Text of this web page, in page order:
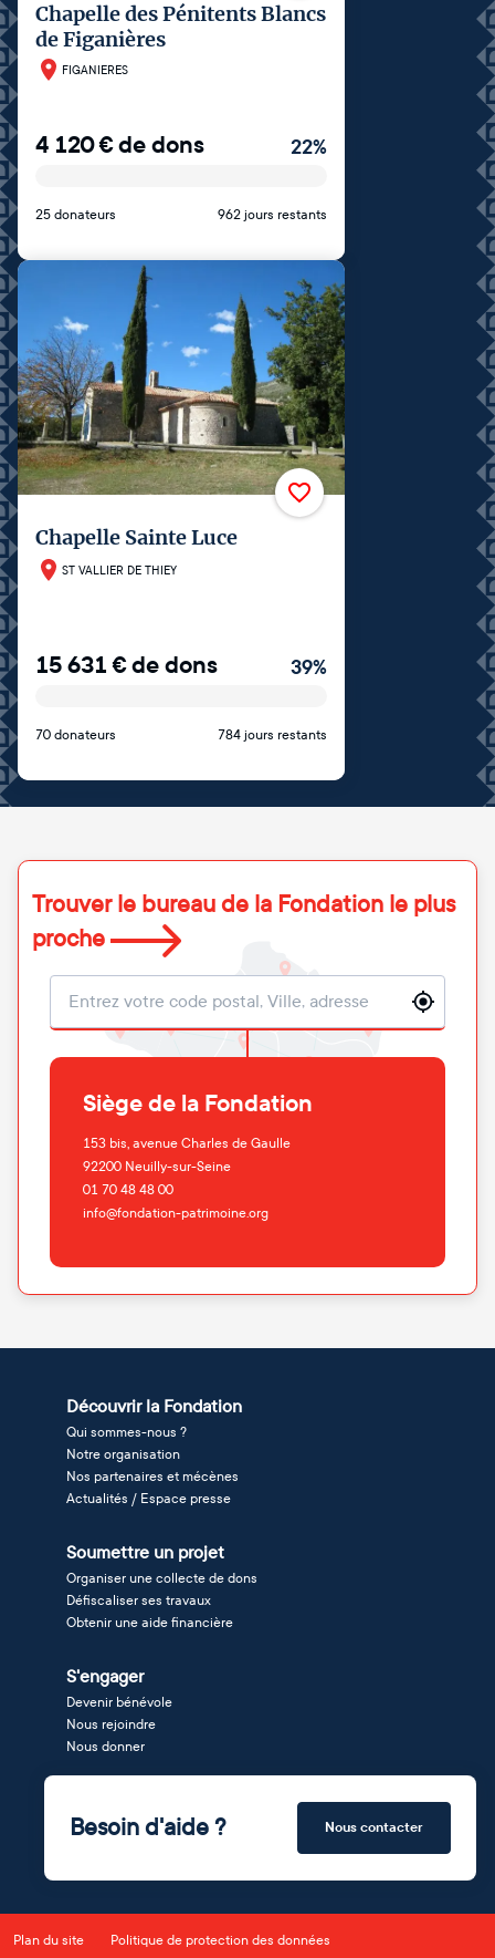
Chapelle des Pénitents Blancs
de Figanières
FIGANIERES
4 120€de dons 22%
25 donateurs 962 jours restants
Chapelle Sainte Luce
ST VALLIER DE THIEY
15 631€de dons 39%
70 donateurs 784 jours restants
Trouver le bureau de la Fondation le plus
proche
Localisation
Siège de la Fondation
153 bis, avenue Charles de Gaulle
92200 Neuilly-sur-Seine
01 70 48 48 00
info@fondation-patrimoine.org
Découvrir la Fondation
Qui sommes-nous ?
Notre organisation
Nos partenaires et mécènes
Actualités / Espace presse
Soumettre un projet
Organiser une collecte de dons
Défiscaliser ses travaux
Obtenir une aide financière
S'engager
Devenir bénévole
Nous rejoindre
Nous donner
Besoin d'aide ? Nous contacter
Plan du site Politique de protection des données